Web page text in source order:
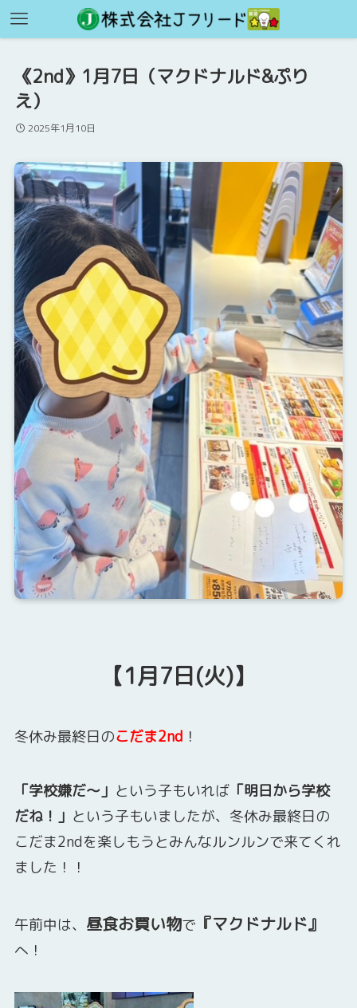
《2nd》1月7日（マクドナルド&ぷり
え）
2025年1月10日
【1月7日(火)】
冬休み最終日のこだま2nd ！
「学校嫌だ～」 という子もいれば「明日から学校
だね！」 という子もいましたが、冬休み最終日の
こだま2ndを楽しもうとみんなルンルンで来てくれ
ました！！
午前中は、 昼食お買い物で 『マクドナルド』
へ！